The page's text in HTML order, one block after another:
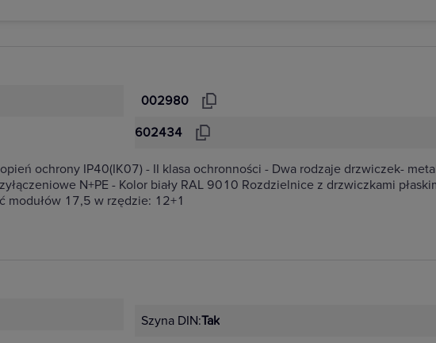
002980
602434
ochrony IP40(IK07) - II klasa ochronności - Dwa rodzaje drzwiczek-
N+PE - Kolor biały RAL 9010 Rozdzielnice z drzwiczkami
modułów 17,5 w rzędzie: 12+1
Szyna DIN:Tak